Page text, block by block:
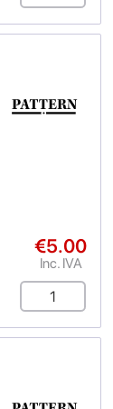
€5.00
Inc. IVA